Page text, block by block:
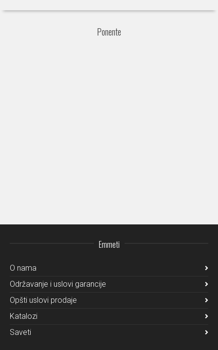
Ponente
Emmeti
O nama
Održavanje i uslovi garancije
Opšti uslovi prodaje
Katalozi
Saveti